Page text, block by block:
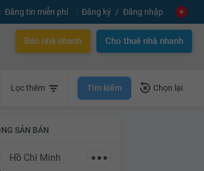
Đăng tin miễn phí Đăng ký Đăng nhập
Bán nhà nhanh Cho thuê nhà nhanh
Lọc thêm Tìm kiếm Chọn lại
SẢN BÁN
Hồ Chí Minh